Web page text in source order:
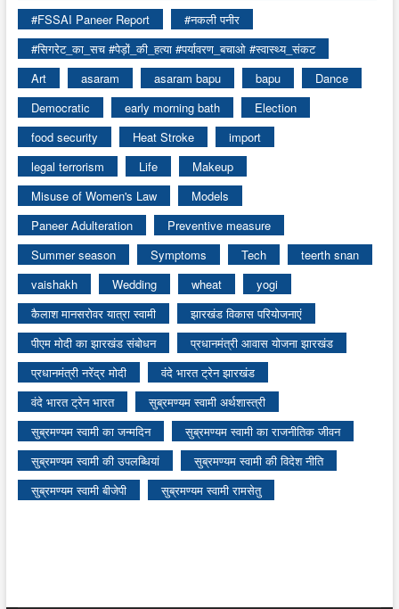
#FSSAI Paneer Report
#नकली पनीर
#सिगरेट_का_सच #पेड़ों_की_हत्या #पर्यावरण_बचाओ #स्वास्थ्य_संकट
Art
asaram asaram bapu bapu
Dance
Democratic
early morning bath
Election
food security
Heat Stroke
import
legal terrorism
Life
Makeup
Misuse of Women's Law
Models
Paneer Adulteration
Preventive measure
Summer season
Symptoms Tech
teerth snan
vaishakh
Wedding wheat
yogi
कैलाश मानसरोवर यात्रा स्वामी
झारखंड विकास परियोजनाएं
पीएम मोदी का झारखंड संबोधन
प्रधानमंत्री आवास योजना झारखंड
प्रधानमंत्री नरेंद्र मोदी
वंदे भारत ट्रेन झारखंड
वंदे भारत ट्रेन भारत
सुब्रमण्यम स्वामी अर्थशास्त्री
सुब्रमण्यम स्वामी का जन्मदिन
सुब्रमण्यम स्वामी का राजनीतिक जीवन
सुब्रमण्यम स्वामी की उपलब्धियां
सुब्रमण्यम स्वामी की विदेश नीति
सुब्रमण्यम स्वामी बीजेपी
सुब्रमण्यम स्वामी रामसेतु